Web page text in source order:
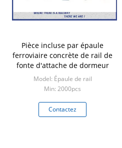
Pièce incluse par épaule
ferroviaire concrète de rail de
fonte d'attache de dormeur
Model: Épaule de rail
Min: 2000pcs
Contactez